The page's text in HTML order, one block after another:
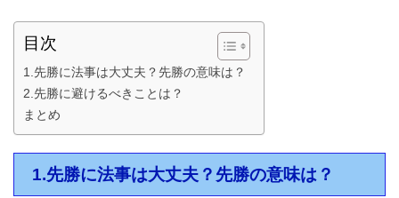
目次
1.先勝に法事は大丈夫？先勝の意味は？
2.先勝に避けるべきことは？
まとめ
1.先勝に法事は大丈夫？先勝の意味は？